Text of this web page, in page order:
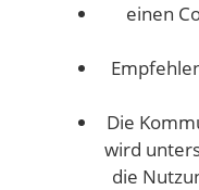
einen
Die
wird
die